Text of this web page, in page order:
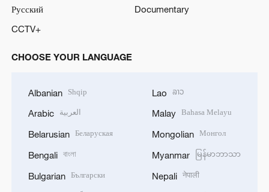
Русский
Documentary
CCTV+
CHOOSE YOUR LANGUAGE
Albanian Shqip
Arabic العربية
Belarusian Беларуская
Bengali বাংলা
Bulgarian Български
Lao ລາວ
Malay Bahasa Melayu
Mongolian Монгол
Myanmar မြန်မာဘာသာ
Nepali नेपाली